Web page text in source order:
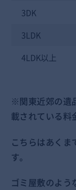
3DK
3LDK
4LDK以上
※関東近郊の遺
載されている料
こちらはあく
す。
ゴミ屋敷のよう